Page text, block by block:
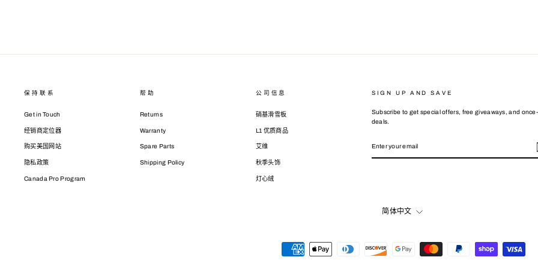
保持联系
Get in Touch
经销商定位器
购买美国网站
隐私政策
Canada Pro Program
帮助
Returns
Warranty
Spare Parts
Shipping Policy
公司信息
硝基滑雪板
L1 优质商品
艾维
秋季头饰
灯心绒
SIGN UP AND SAVE
Subscribe to get special offers, free giveaways, and
deals.
YOUR
LANGUAGE
简体中文